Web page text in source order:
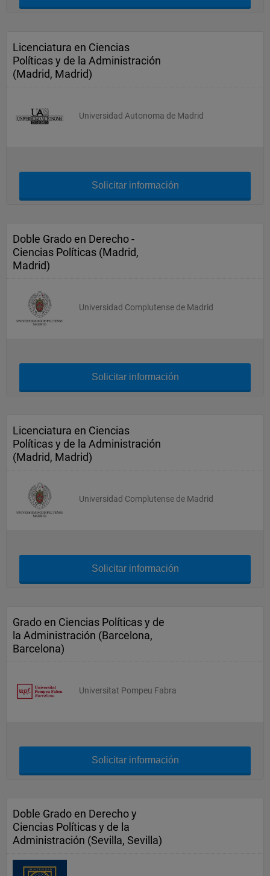
Licenciatura en Ciencias
Políticas y de la Administración
(Madrid, Madrid)
Universidad Autonoma de Madrid
Solicitar información
Doble Grado en Derecho -
Ciencias Políticas (Madrid,
Madrid)
Universidad Complutense de Madrid
Solicitar información
Licenciatura en Ciencias
Políticas y de la Administración
(Madrid, Madrid)
Universidad Complutense de Madrid
Solicitar información
Grado en Ciencias Políticas y de
la Administración (Barcelona,
Barcelona)
Universitat Pompeu Fabra
Solicitar información
Doble Grado en Derecho y
Ciencias Políticas y de la
Administración (Sevilla, Sevilla)